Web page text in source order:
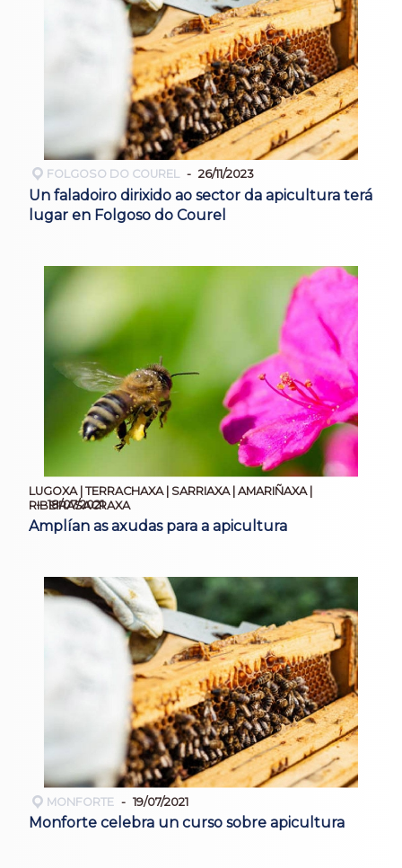
FOLGOSO DO COUREL 26/11/2023
Un faladoiro dirixido ao sector da apicultura terá
lugar en Folgoso do Courel
LUGOXA | TERRACHAXA | SARRIAXA | AMARIÑAXA |
RIBEIRASACRAXA
18/07/2021
Amplían as axudas para a apicultura
MONFORTE 19/07/2021
Monforte celebra un curso sobre apicultura